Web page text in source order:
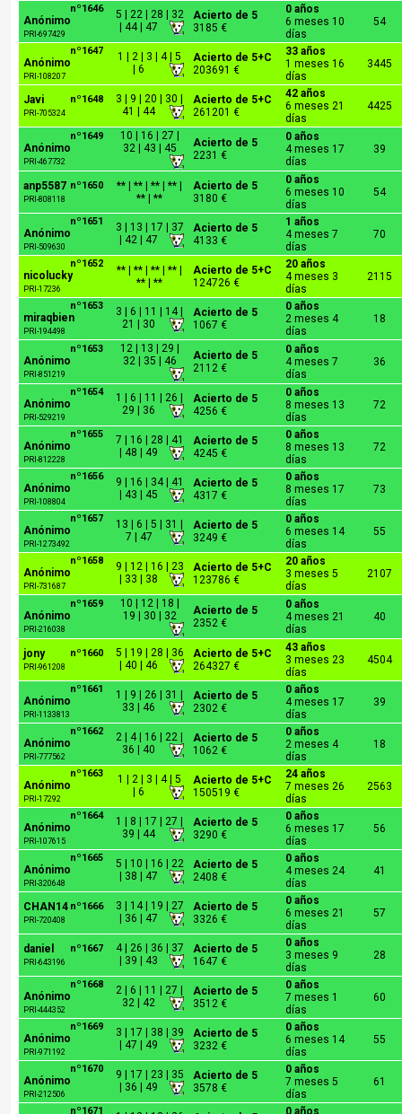
nº1646
Anónimo
PRI-697429
5 | 22 | 28 | 32
| 44 | 47
Acierto de 5
3185 €
0 años
6 meses 10
días
54
nº1647
Anónimo
PRI-108207
1 | 2 | 3 | 4 | 5
| 6
Acierto de 5+C
203691 €
33 años
1 meses 16
días
3445
nº1648
Javi
PRI-705324
3 | 9 | 20 | 30 |
41 | 44
Acierto de 5+C
261201 €
42 años
6 meses 21
días
4425
nº1649
Anónimo
PRI-467732
10 | 16 | 27 |
32 | 43 | 45
Acierto de 5
2231 €
0 años
4 meses 17
días
39
nº1650
anp5587
PRI-808118
** | ** | ** | ** |
** | **
Acierto de 5
3180 €
0 años
6 meses 10
días
54
nº1651
Anónimo
PRI-509630
3 | 13 | 17 | 37
| 42 | 47
Acierto de 5
4133 €
1 años
4 meses 7
días
70
nº1652
nicolucky
PRI-17236
** | ** | ** | ** |
** | **
Acierto de 5+C
124726 €
20 años
4 meses 3
días
2115
nº1653
miraqbien
PRI-194498
3 | 6 | 11 | 14 |
21 | 30
Acierto de 5
1067 €
0 años
2 meses 4
días
18
nº1653
Anónimo
PRI-851219
12 | 13 | 29 |
32 | 35 | 46
Acierto de 5
2112 €
0 años
4 meses 7
días
36
nº1654
Anónimo
PRI-529219
1 | 6 | 11 | 26 |
29 | 36
Acierto de 5
4256 €
0 años
8 meses 13
días
72
nº1655
Anónimo
PRI-812228
7 | 16 | 28 | 41
| 48 | 49
Acierto de 5
4245 €
0 años
8 meses 13
días
72
nº1656
Anónimo
PRI-108804
9 | 16 | 34 | 41
| 43 | 45
Acierto de 5
4317 €
0 años
8 meses 17
días
73
nº1657
Anónimo
PRI-1273492
13 | 6 | 5 | 31 |
7 | 47
Acierto de 5
3249 €
0 años
6 meses 14
días
55
nº1658
Anónimo
PRI-731687
9 | 12 | 16 | 23
| 33 | 38
Acierto de 5+C
123786 €
20 años
3 meses 5
días
2107
nº1659
Anónimo
PRI-216038
10 | 12 | 18 |
19 | 30 | 32
Acierto de 5
2352 €
0 años
4 meses 21
días
40
nº1660
jony
PRI-961208
5 | 19 | 28 | 36
| 40 | 46
Acierto de 5+C
264327 €
43 años
3 meses 23
días
4504
nº1661
Anónimo
PRI-1133813
1 | 9 | 26 | 31 |
33 | 46
Acierto de 5
2302 €
0 años
4 meses 17
días
39
nº1662
Anónimo
PRI-777562
2 | 4 | 16 | 22 |
36 | 40
Acierto de 5
1062 €
0 años
2 meses 4
días
18
nº1663
Anónimo
PRI-17292
1 | 2 | 3 | 4 | 5
| 6
Acierto de 5+C
150519 €
24 años
7 meses 26
días
2563
nº1664
Anónimo
PRI-107615
1 | 8 | 17 | 27 |
39 | 44
Acierto de 5
3290 €
0 años
6 meses 17
días
56
nº1665
Anónimo
PRI-320648
5 | 10 | 16 | 22
| 38 | 47
Acierto de 5
2408 €
0 años
4 meses 24
días
41
nº1666
CHAN14
PRI-720408
3 | 14 | 19 | 27
| 36 | 47
Acierto de 5
3326 €
0 años
6 meses 21
días
57
nº1667
daniel
PRI-643196
4 | 26 | 36 | 37
| 39 | 43
Acierto de 5
1647 €
0 años
3 meses 9
días
28
nº1668
Anónimo
PRI-444352
2 | 6 | 11 | 27 |
32 | 42
Acierto de 5
3512 €
0 años
7 meses 1
días
60
nº1669
Anónimo
PRI-971192
3 | 17 | 38 | 39
| 47 | 49
Acierto de 5
3232 €
0 años
6 meses 14
días
55
nº1670
Anónimo
PRI-212506
9 | 17 | 23 | 35
| 36 | 49
Acierto de 5
3578 €
0 años
7 meses 5
días
61
nº1671